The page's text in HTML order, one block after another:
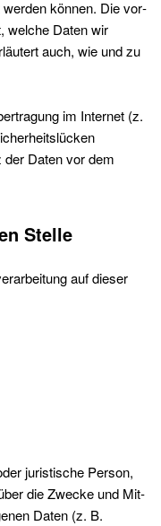
wer­den kön­nen. Die vor­
welche Dat­en wir
auch, wie und zu
im Inter­net (z.
Dat­en vor dem
Stelle
auf dieser
juris­tis­che Per­son,
die Zwecke und Mit­
Dat­en (z. B.